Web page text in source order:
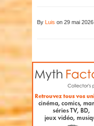
By Luis on 29 mai 2026